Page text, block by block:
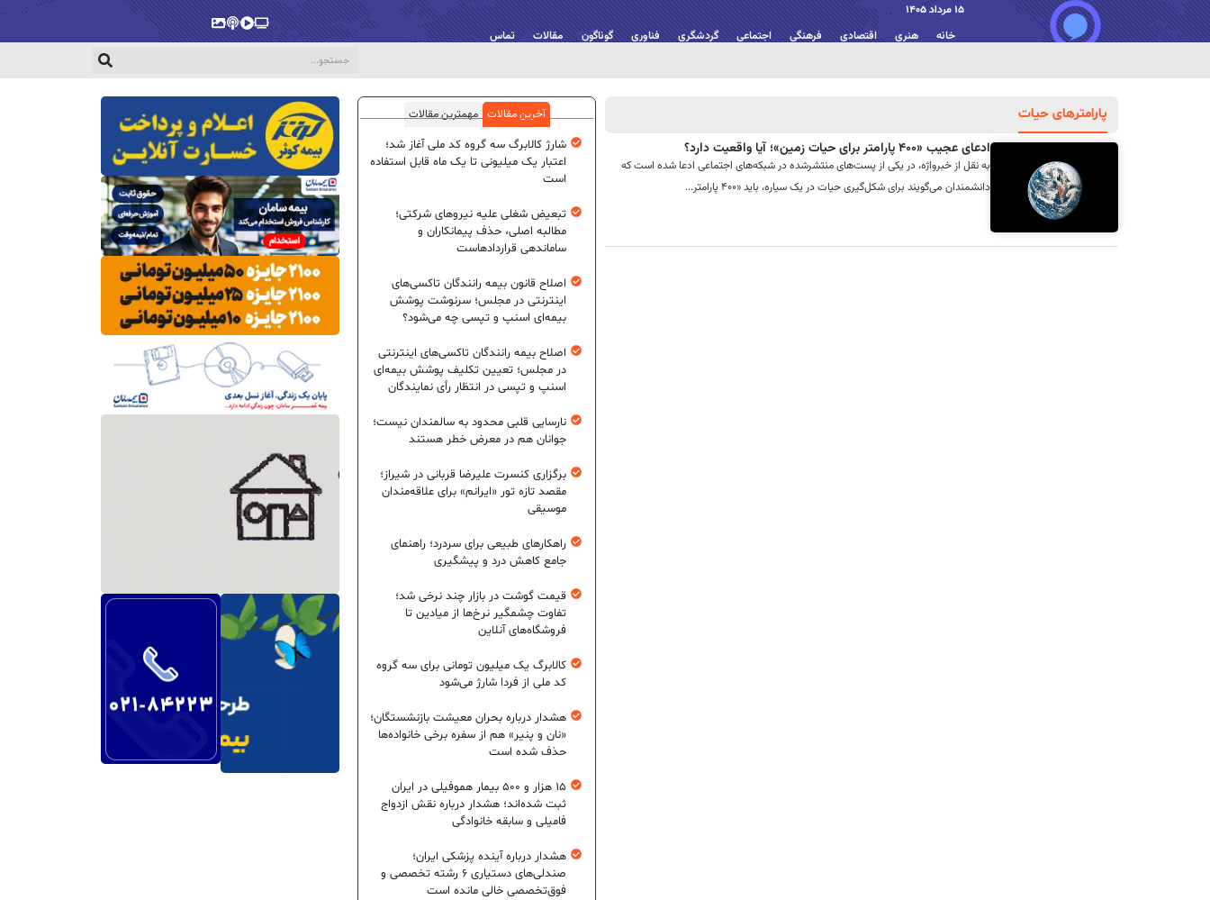
15 مرداد 1405
خانه هنری اقتصادی فرهنگی اجتماعی گردشگری فناوری گوناگون مقالات تماس
پخش‌زندهویدیو
پادکستگالری
پارامترهای حیات
ادعای عجیب «۴۰۰ پارامتر برای حیات زمین»؛ آیا واقعیت دارد؟
به نقل از خبرواژه، در یکی از پست‌های منتشرشده در شبکه‌های اجتماعی ادعا شده است که
دانشمندان می‌گویند برای شکل‌گیری حیات در یک سیاره، باید «۴۰۰ پارامتر...
آخرین مقالات مهمترین مقالات
شارژ کالابرگ سه گروه کد ملی آغاز شد؛
اعتبار یک میلیونی تا یک ماه قابل استفاده
است
تبعیض شغلی علیه نیروهای شرکتی؛
مطالبه اصلی، حذف پیمانکاران و
ساماندهی قراردادهاست
اصلاح قانون بیمه رانندگان تاکسی‌های
اینترنتی در مجلس؛ سرنوشت پوشش
بیمه‌ای اسنپ و تپسی چه می‌شود؟
اصلاح بیمه رانندگان تاکسی‌های اینترنتی
در مجلس؛ تعیین تکلیف پوشش بیمه‌ای
اسنپ و تپسی در انتظار رأی نمایندگان
نارسایی قلبی محدود به سالمندان نیست؛
جوانان هم در معرض خطر هستند
برگزاری کنسرت علیرضا قربانی در شیراز؛
مقصد تازه تور «ایرانم» برای علاقه‌مندان
موسیقی
راهکارهای طبیعی برای سردرد؛ راهنمای
جامع کاهش درد و پیشگیری
قیمت گوشت در بازار چند نرخی شد؛
تفاوت چشمگیر نرخ‌ها از میادین تا
فروشگاه‌های آنلاین
کالابرگ یک میلیون تومانی برای سه گروه
کد ملی از فردا شارژ می‌شود
هشدار درباره بحران معیشت بازنشستگان؛
«نان و پنیر» هم از سفره برخی خانواده‌ها
حذف شده است
۱۵ هزار و ۵۰۰ بیمار هموفیلی در ایران
ثبت شده‌اند؛ هشدار درباره نقش ازدواج
فامیلی و سابقه خانوادگی
هشدار درباره آینده پزشکی ایران؛
صندلی‌های دستیاری ۶ رشته تخصصی و
فوق‌تخصصی خالی مانده است